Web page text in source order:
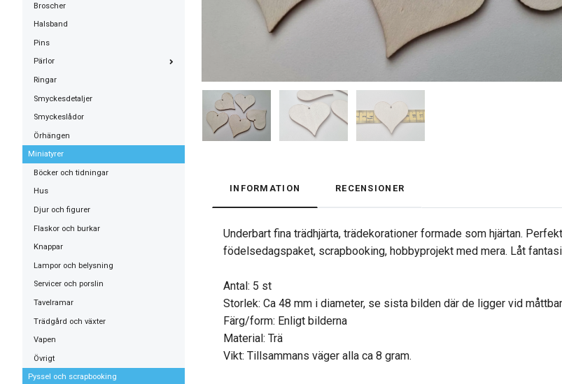
Broscher
Halsband
Pins
Pärlor
Ringar
Smyckesdetaljer
Smyckeslådor
Örhängen
Miniatyrer
Böcker och tidningar
Hus
Djur och figurer
Flaskor och burkar
Knappar
Lampor och belysning
Servicer och porslin
Tavelramar
Trädgård och växter
Vapen
Övrigt
Pyssel och scrapbooking
INFORMATION RECENSIONER
Underbart fina trädhjärta, trädekorationer formade som hjärtan.
födelsedagspaket, scrapbooking, hobbyprojekt med mera. Låt
Antal: 5 st
Storlek: Ca 48 mm i diameter, se sista bilden där de ligger vid
Färg/form: Enligt bilderna
Material: Trä
Vikt: Tillsammans väger alla ca 8 gram.